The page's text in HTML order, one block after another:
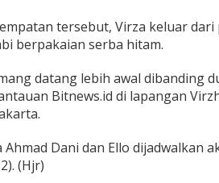
tersebut, Virza keluar
berpakaian serba hitam.
datang lebih awal dibanding
Bitnews.id di lapangan
Ahmad Dani dan Ello dijadwalkan
(Hjr)